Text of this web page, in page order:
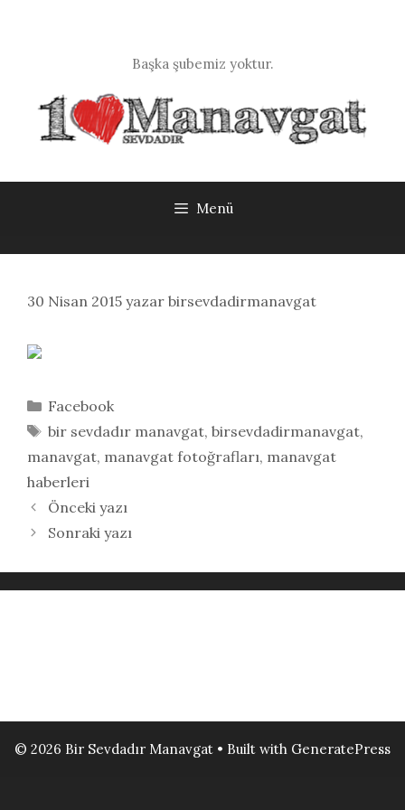
Başka şubemiz yoktur.
Menü
30 Nisan 2015 yazar birsevdadirmanavgat
Kategoriler
Facebook
Etiketler
bir sevdadır manavgat, birsevdadirmanavgat,
manavgat, manavgat fotoğrafları, manavgat
haberleri
Önceki yazı
Sonraki yazı
© 2026 Bir Sevdadır Manavgat • Built with GeneratePress